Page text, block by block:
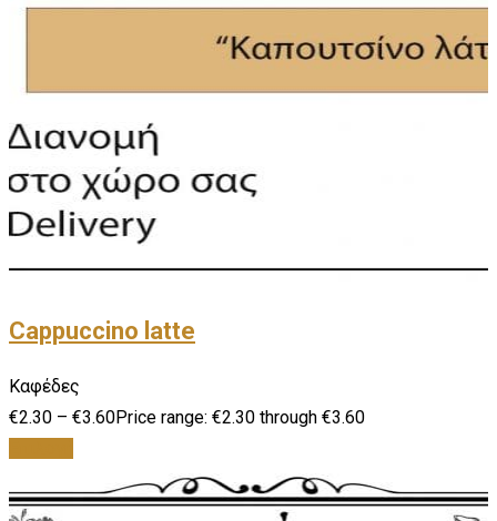
Cappuccino latte
Καφέδες
€2.30 – €3.60Price range: €2.30 through €3.60